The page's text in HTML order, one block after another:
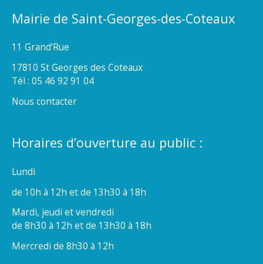
Mairie de Saint-Georges-des-Coteaux
11 Grand’Rue
17810 St Georges des Coteaux
Tél : 05 46 92 91 04
Nous contacter
Horaires d’ouverture au public :
Lundi
de 10h à 12h et de 13h30 à 18h
Mardi, jeudi et vendredi
de 8h30 à 12h et de 13h30 à 18h
Mercredi de 8h30 à 12h